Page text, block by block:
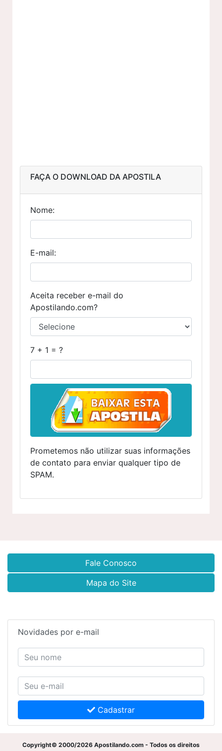
FAÇA O DOWNLOAD DA APOSTILA
Nome:
E-mail:
Aceita receber e-mail do
Apostilando.com?
7 + 1 = ?
Prometemos não utilizar suas informações
de contato para enviar qualquer tipo de
SPAM.
Fale Conosco
Mapa do Site
Novidades por e-mail
Cadastrar
Copyright© 2000/2026 Apostilando.com - Todos os direitos